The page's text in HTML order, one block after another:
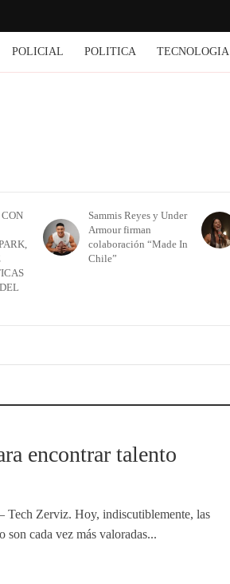
POLICIAL POLITICA TECNOLOGIA
Sammis Reyes y Under
Armour firman
colaboración “Made In
Chile”
encontrar talento
Tech Zerviz. Hoy, indiscutiblemente, las
son cada vez más valoradas...